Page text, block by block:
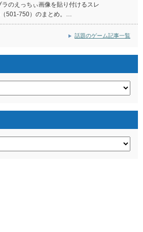
ラのえっちぃ画像を貼り付けるスレ
（501-750）のまとめ。…
話題のゲーム記事一覧